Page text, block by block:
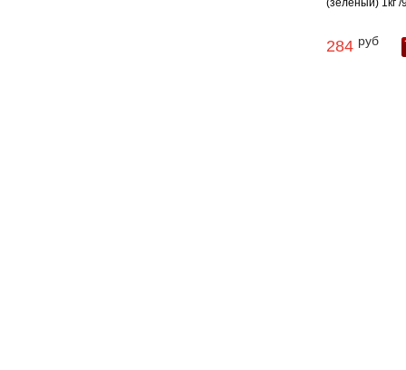
(зеленый) 1кг /
284 руб